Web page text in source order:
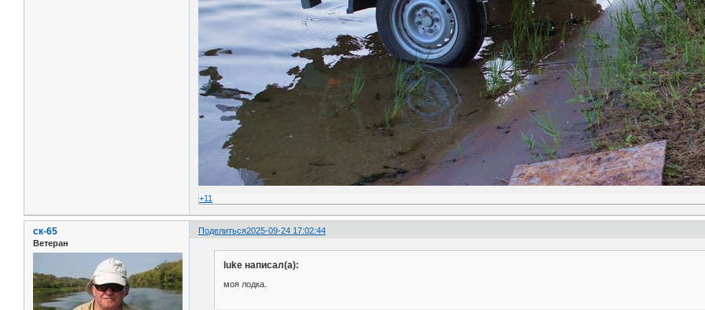
+11
Поделиться2025-09-24 17:02:44
ск-65
Ветеран
luke написал(а):
моя лодка.